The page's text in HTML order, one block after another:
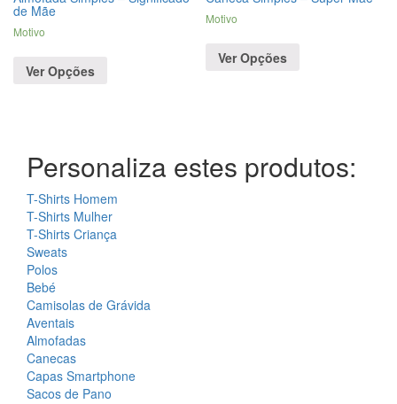
de Mãe
Motivo
Ver Opções
Motivo
Ver Opções
Personaliza estes produtos:
T-Shirts Homem
T-Shirts Mulher
T-Shirts Criança
Sweats
Polos
Bebé
Camisolas de Grávida
Aventais
Almofadas
Canecas
Capas Smartphone
Sacos de Pano